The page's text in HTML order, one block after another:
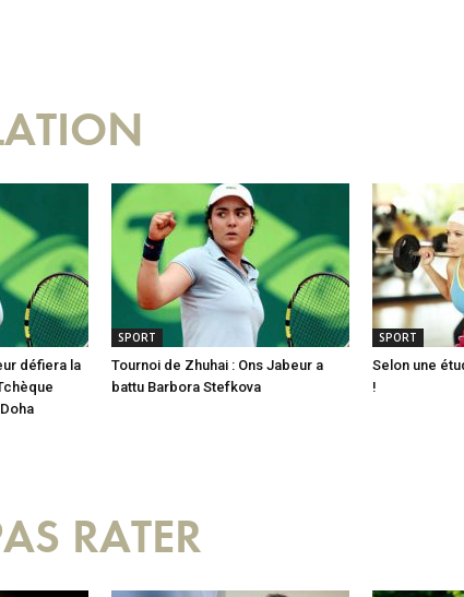
défiera la
SPORT
Tournoi de Zhuhai : Ons Jabeur a
battu Barbora Stefkova
SPORT
Selon une
!
RATER